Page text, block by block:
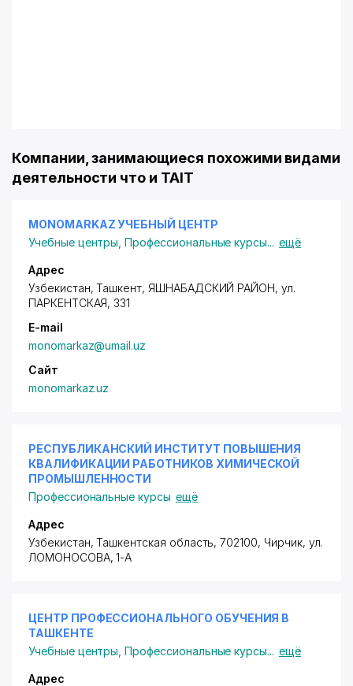
Компании, занимающиеся похожими видами
деятельности что и TAIT
MONOMARKAZ УЧЕБНЫЙ ЦЕНТР
Учебные центры ,Профессиональные курсы... ещё
Адрес
Узбекистан, Ташкент, ЯШНАБАДСКИЙ РАЙОН,ул.
ПАРКЕНТСКАЯ, 331
E-mail
monomarkaz@umail.uz
Сайт
monomarkaz.uz
РЕСПУБЛИКАНСКИЙ ИНСТИТУТ ПОВЫШЕНИЯ
КВАЛИФИКАЦИИ РАБОТНИКОВ ХИМИЧЕСКОЙ
ПРОМЫШЛЕННОСТИ
Профессиональные курсы ещё
Адрес
Узбекистан, Ташкентская область, 702100, Чирчик, ул.
ЛОМОНОСОВА, 1-А
ЦЕНТР ПРОФЕССИОНАЛЬНОГО ОБУЧЕНИЯ В
ТАШКЕНТЕ
Учебные центры ,Профессиональные курсы... ещё
Адрес